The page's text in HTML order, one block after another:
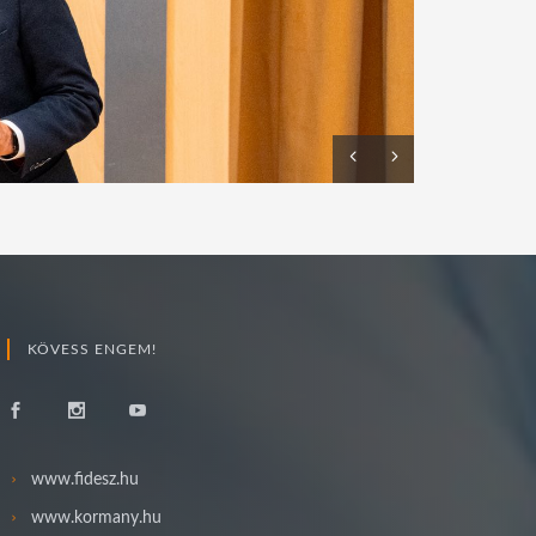
KÖVESS ENGEM!
www.fidesz.hu
www.kormany.hu